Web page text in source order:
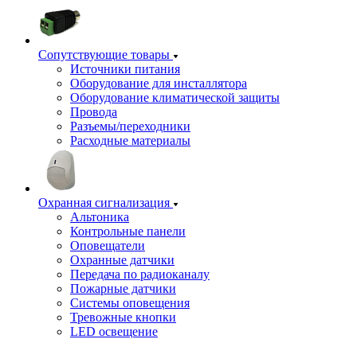
Сопутствующие товары
Источники питания
Оборудование для инсталлятора
Оборудование климатической защиты
Провода
Разъемы/переходники
Расходные материалы
Охранная сигнализация
Альтоника
Контрольные панели
Оповещатели
Охранные датчики
Передача по радиоканалу
Пожарные датчики
Системы оповещения
Тревожные кнопки
LED освещение